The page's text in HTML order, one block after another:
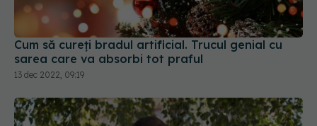
Cum să cureți bradul artificial. Trucul genial cu
sarea care va absorbi tot praful
13 dec 2022, 09:19